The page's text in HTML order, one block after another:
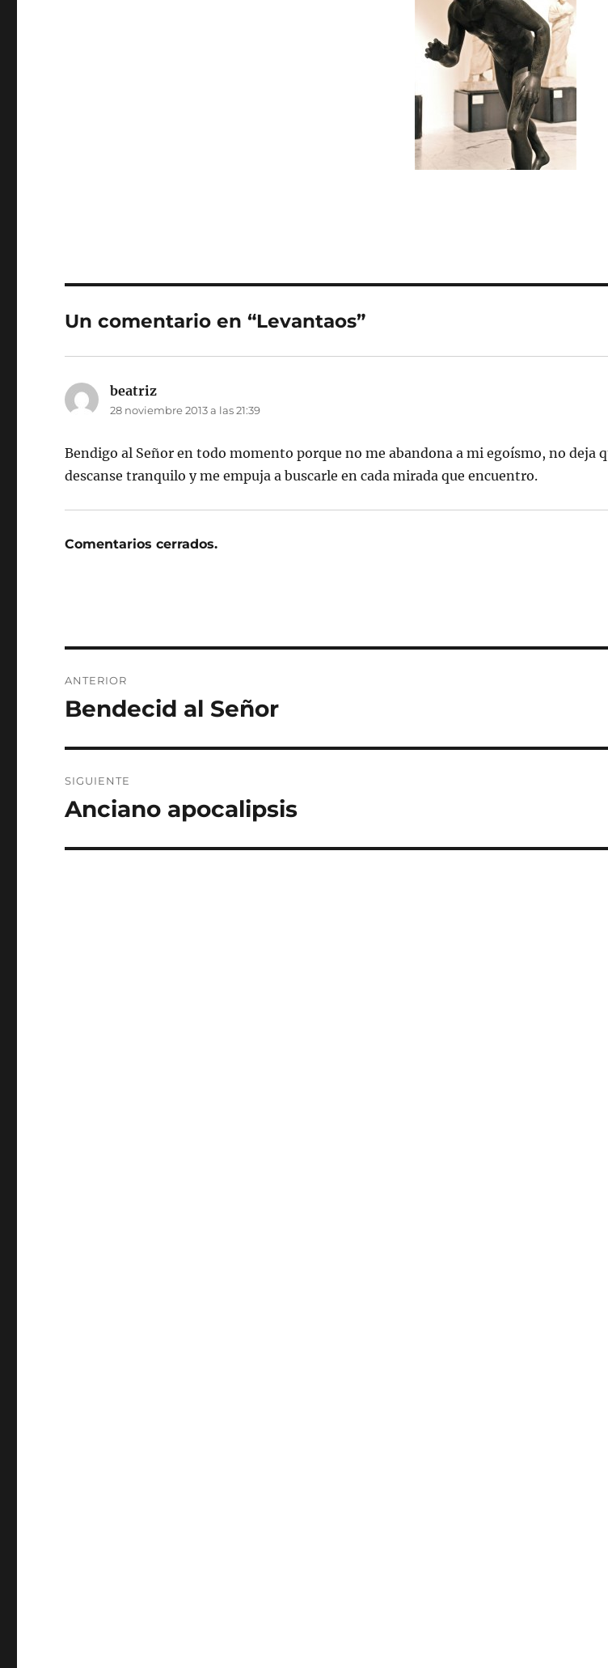
Un comentario en “Levantaos”
beatriz
28 noviembre 2013 a las 21:39
Bendigo al Señor en todo momento porque no me abandona a mi egoísmo, no deja
descanse tranquilo y me empuja a buscarle en cada mirada que encuentro.
Comentarios cerrados.
de
ANTERIOR
Entrada
Bendecid al Señor
SIGUIENTE
Entrada
Anciano apocalipsis